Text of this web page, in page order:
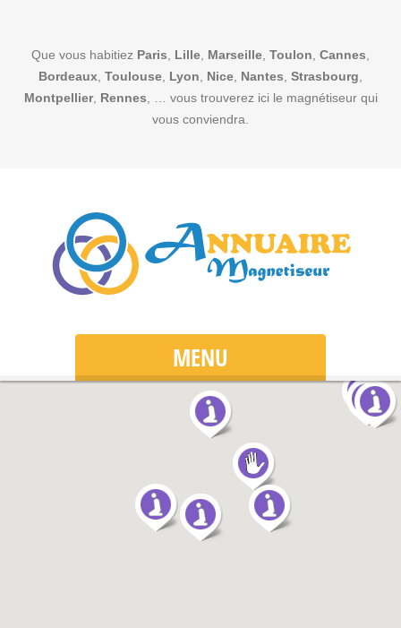
Que vous habitiez Paris Lille Marseille Toulon Cannes
Bordeaux Toulouse Lyon Nice Nantes Strasbourg
Montpellier, Rennes , … vous trouverez ici le magnétiseur qui
vous conviendra.
MENU